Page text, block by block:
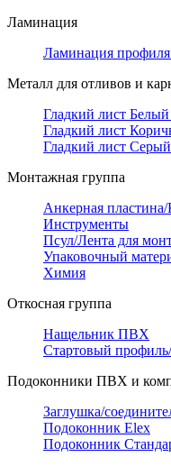
Ламинация
Ламинация
Металл для отливов и
Гладкий лист
Гладкий лист
Гладкий лист
Монтажная группа
Анкерная
Инструменты
Псул/Лента для
Упаковочный
Химия
Откосная группа
Нащельник ПВХ
Стартовый
Подоконники ПВХ и
Заглушка/
Подоконник Elex
Подоконник